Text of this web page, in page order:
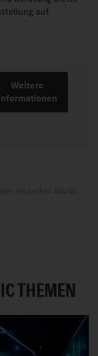
auf
Weitere
THEMEN